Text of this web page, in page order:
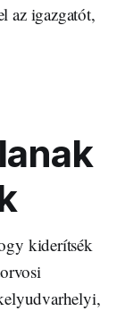
az igazgatót,
kiderítsék